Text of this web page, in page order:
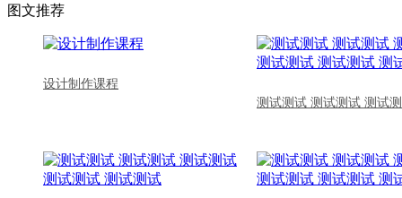
图文推荐
设计制作课程
测试测试 测试测试 测试